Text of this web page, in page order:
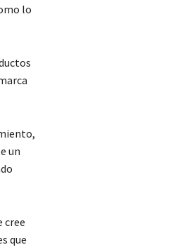
lo
un
cree
que